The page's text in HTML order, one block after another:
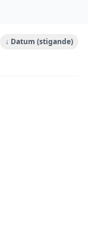
↓ Datum (stigande)